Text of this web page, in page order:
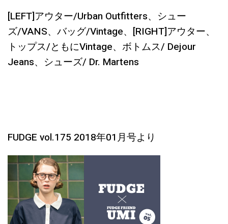
[LEFT]アウター/Urban Outfitters、シュー
ズ/VANS、バッグ/Vintage、[RIGHT]アウター、
トップス/ともにVintage、ボトムス/ Dejour
Jeans、シューズ/ Dr. Martens
FUDGE vol.175 2018年01月号より